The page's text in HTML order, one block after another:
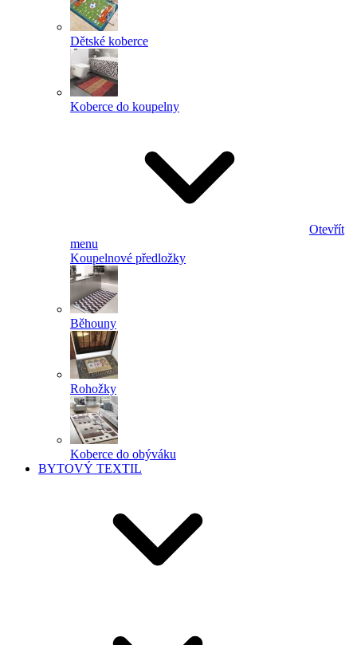
Dětské koberce
Koberce do koupelny
Otevřít
menu
Koupelnové předložky
Běhouny
Rohožky
Koberce do obýváku
BYTOVÝ TEXTIL